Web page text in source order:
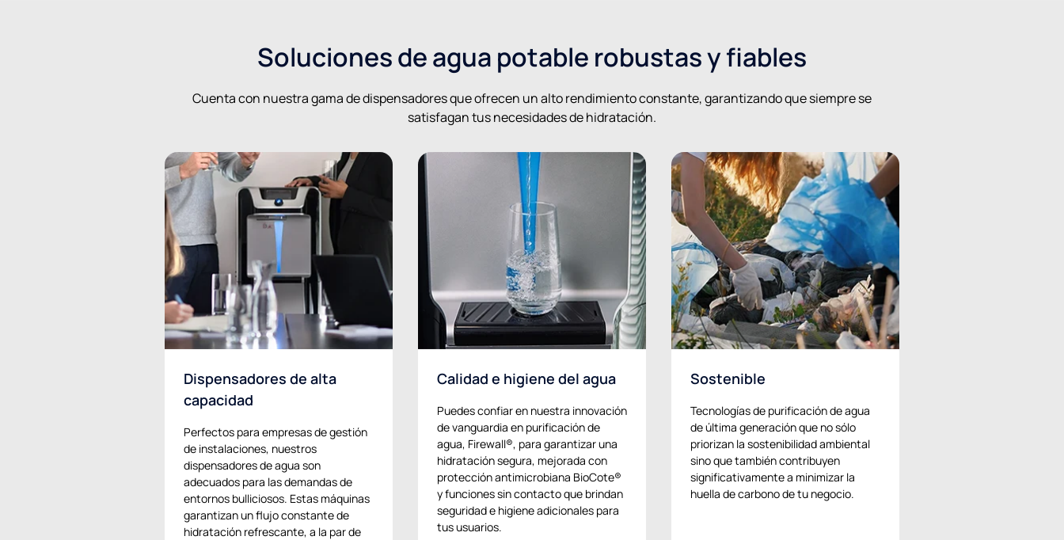
Soluciones de agua potable robustas y fiables
Cuenta con nuestra gama de dispensadores que ofrecen un alto rendimiento constante, garantizando que siempre se
satisfagan tus necesidades de hidratación.
Dispensadores de alta
capacidad
Perfectos para empresas de gestión
de instalaciones, nuestros
dispensadores de agua son
adecuados para las demandas de
entornos bulliciosos. Estas máquinas
garantizan un flujo constante de
hidratación refrescante, a la par de
Calidad e higiene del agua
Puedes confiar en nuestra innovación
de vanguardia en purificación de
agua, Firewall®, para garantizar una
hidratación segura, mejorada con
protección antimicrobiana BioCote®
y funciones sin contacto que brindan
seguridad e higiene adicionales para
tus usuarios.
Sostenible
Tecnologías de purificación de agua
de última generación que no sólo
priorizan la sostenibilidad ambiental
sino que también contribuyen
significativamente a minimizar la
huella de carbono de tu negocio.